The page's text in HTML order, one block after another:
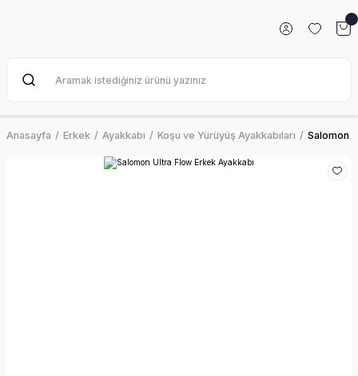
Anasayfa Erkek Ayakkabı Koşu ve Yürüyüş Ayakkabıları Salomon